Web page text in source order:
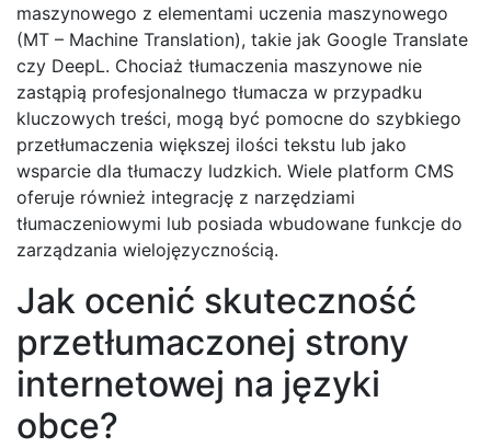
maszynowego z elementami uczenia maszynowego
(MT – Machine Translation), takie jak Google Translate
czy DeepL. Chociaż tłumaczenia maszynowe nie
zastąpią profesjonalnego tłumacza w przypadku
kluczowych treści, mogą być pomocne do szybkiego
przetłumaczenia większej ilości tekstu lub jako
wsparcie dla tłumaczy ludzkich. Wiele platform CMS
oferuje również integrację z narzędziami
tłumaczeniowymi lub posiada wbudowane funkcje do
zarządzania wielojęzycznością.
Jak ocenić skuteczność
przetłumaczonej strony
internetowej na języki
obce?